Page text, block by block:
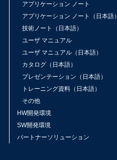
アプリケーション ノート
アプリケーション ノート（日本語）
技術ノート（日本語）
ユーザ マニュアル
ユーザ マニュアル（日本語）
カタログ（日本語）
プレゼンテーション（日本語）
トレーニング資料（日本語）
その他
HW開発環境
SW開発環境
パートナーソリューション